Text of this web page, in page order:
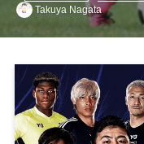
Takuya Nagata